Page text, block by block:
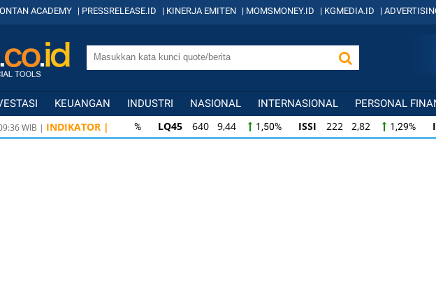
ACADEMY | PRESSRELEASE.ID | KINERJA EMITEN | MOMSMONEY.ID | KGMEDIA.ID |
KEUANGAN INDUSTRI NASIONAL INTERNASIONAL PERSONAL
:36WIB | INDIKATOR | LQ45 640 9,44 1,50% ISSI 222 2,82 1,29%
ISSI
222 2,82 1,29% IDX30 359 5,14 1,45%